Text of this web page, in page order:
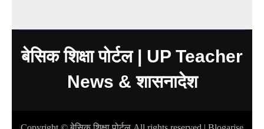
बेसिक शिक्षा पोर्टल | UP Teacher
News & शासनादेश